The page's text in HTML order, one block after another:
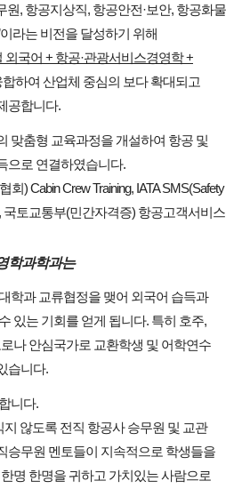
원, 항공지상직, 항공안전·보안, 항공화물
라는 비전을 달성하기 위해
국어 + 항공·관광서비스경영학 +
하여 산업체 중심의 보다 확대되고
공합니다.
맞춤형 교육과정을 개설하여 항공 및
으로 연결하였습니다.
회) Cabin Crew Training, IATA SMS(Safety
국토교통부(민간자격증) 항공고객서비스
학과학과는
학과 교류협정을 맺어 외국어 습득과
있는 기회를 얻게 됩니다. 특히 호주,
나 안심국가로 교환학생 및 어학연수
습니다.
니다.
않도록 전직 항공사 승무원 및 교관
승무원 멘토들이 지속적으로 학생들을
명 한명을 귀하고 가치있는 사람으로